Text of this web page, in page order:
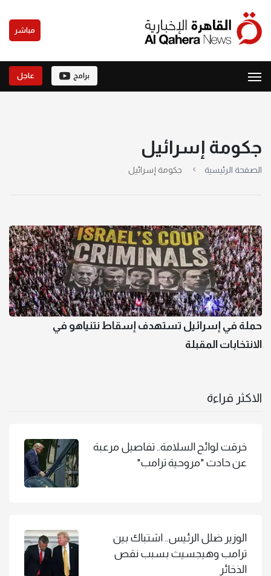
مباشر
برامج عاجل
جكومة إسرائيل
الصفحة الرئيسية جكومة إسرائيل
حملة في إسرائيل تستهدف إسقاط نتنياهو في
الانتخابات المقبلة
الاكثر قراءة
خرقت لوائح السلامة.. تفاصيل مرعبة
عن حادث "مروحية ترامب"
الوزير ضلل الرئيس.. اشتباك بين
ترامب وهيجسيث بسبب نقص
الذخائر